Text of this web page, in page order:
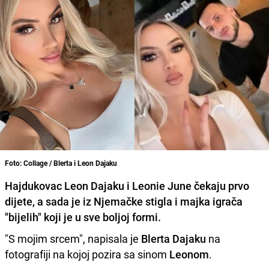
Foto: Collage / Blerta i Leon Dajaku
Hajdukovac Leon Dajaku i Leonie June čekaju prvo
dijete, a sada je iz Njemačke stigla i majka igrača
"bijelih" koji je u sve boljoj formi.
"S mojim srcem", napisala je Blerta Dajaku na
fotografiji na kojoj pozira sa sinom Leonom.